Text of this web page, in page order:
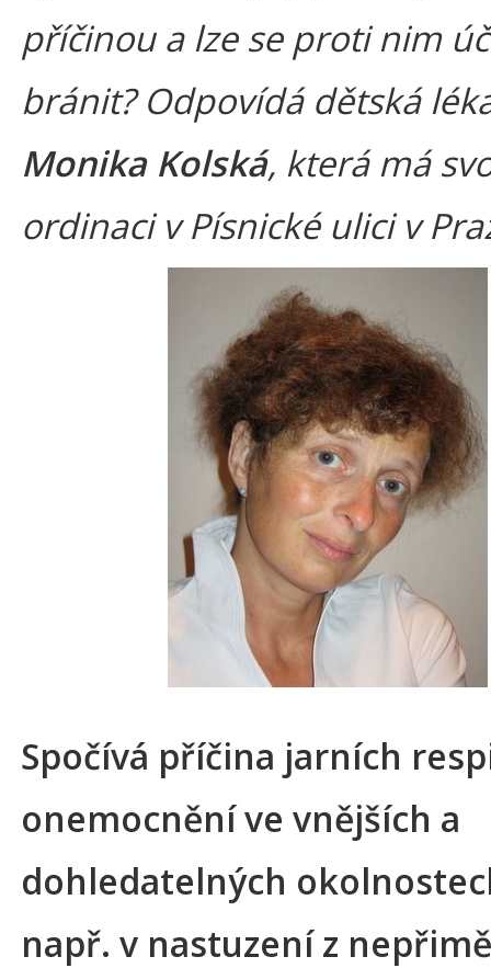
příčinou a lze se proti nim
bránit? Odpovídá dětská
Monika Kolská, která má
ordinaci v Písnické ulici v
Spočívá příčina jarních
onemocnění ve vnějších a
dohledatelných
např. v nastuzení z